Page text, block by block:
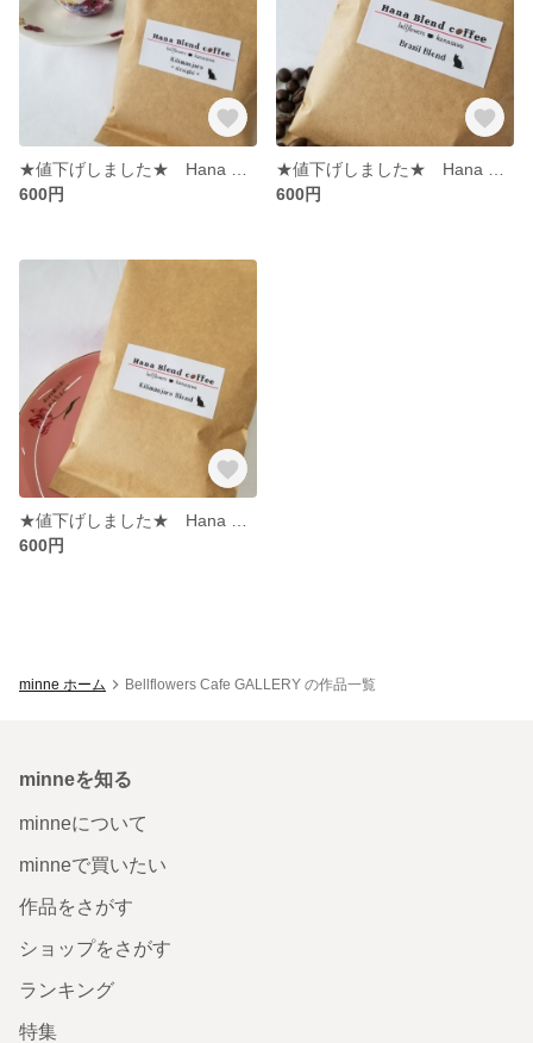
600円
600円
600円
minne ホーム Bellflowers Cafe GALLERY の作品一覧
minneを知る
minneについて
minneで買いたい
作品をさがす
ショップをさがす
ランキング
特集